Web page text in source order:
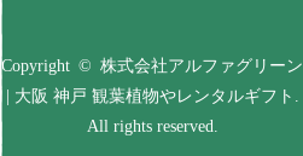
Copyright © 株式会社アルファグリーン
| 大阪 神戸 観葉植物やレンタルギフト.
All rights reserved.